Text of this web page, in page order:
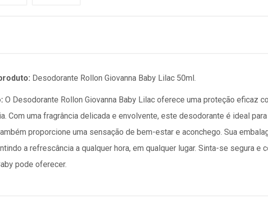
Desodorante Rollon Giovanna Baby Lilac 50ml.
O Desodorante Rollon Giovanna Baby Lilac oferece uma proteção eficaz
Com uma fragrância delicada e envolvente, este desodorante é ideal
proporcione uma sensação de bem-estar e aconchego. Sua
a refrescância a qualquer hora, em qualquer lugar. Sinta-se segura
pode oferecer.